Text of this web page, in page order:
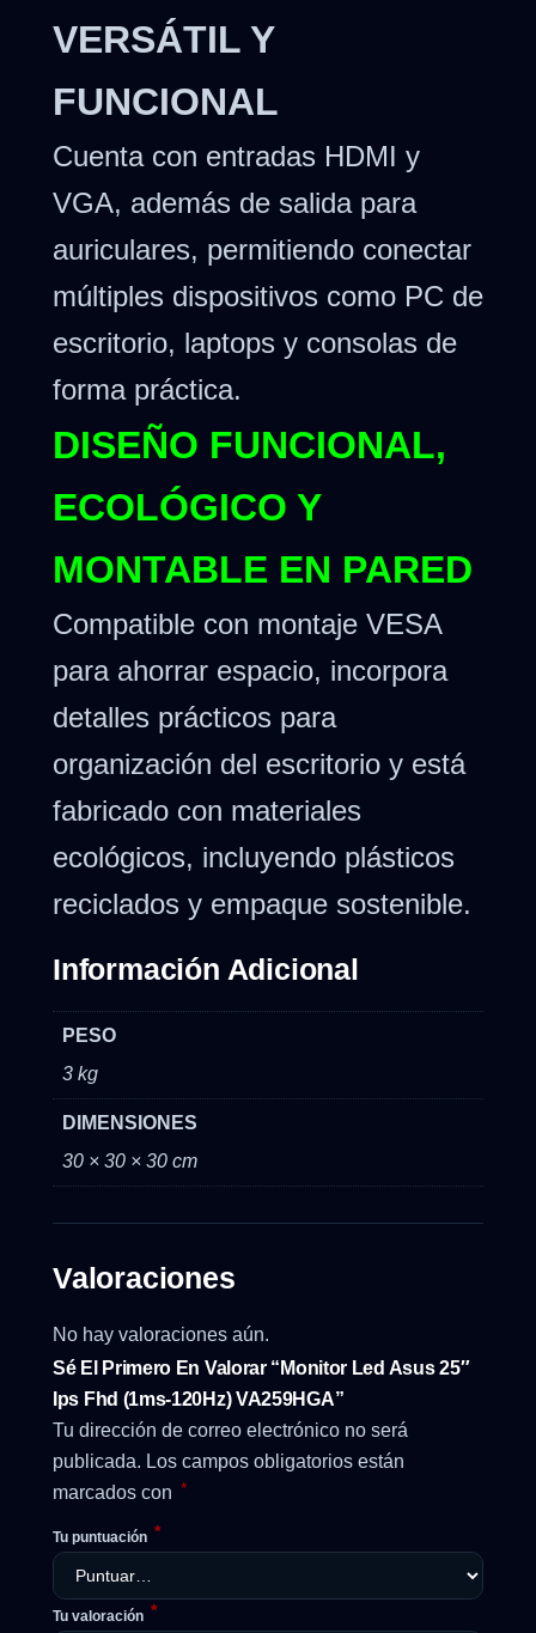
VERSÁTIL Y
FUNCIONAL
Cuenta con entradas HDMI y
VGA, además de salida para
auriculares, permitiendo conectar
múltiples dispositivos como PC de
escritorio, laptops y consolas de
forma práctica.
DISEÑO FUNCIONAL,
ECOLÓGICO Y
MONTABLE EN PARED
Compatible con montaje VESA
para ahorrar espacio, incorpora
detalles prácticos para
organización del escritorio y está
fabricado con materiales
ecológicos, incluyendo plásticos
reciclados y empaque sostenible.
Información Adicional
PESO
3 kg
DIMENSIONES
30 × 30 × 30 cm
Valoraciones
No hay valoraciones aún.
Sé El Primero En Valorar “Monitor Led Asus 25″
Ips Fhd (1ms-120Hz) VA259HGA”
Tu dirección de correo electrónico no será
publicada. Los campos obligatorios están
marcados con *
Tu puntuación *
Tu valoración *